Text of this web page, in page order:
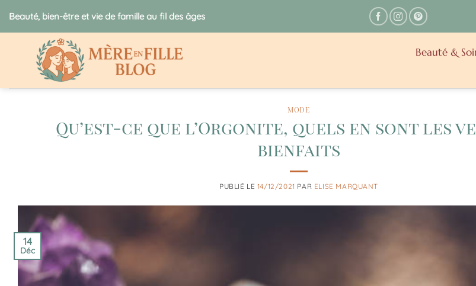
au
Beauté, bien-être et vie de famille au fil des âges
Beauté &
MODE
Qu’est-ce que l’Orgonite, quels en sont les
bienfaits
PUBLIÉ LE 14/12/2021 PAR ELISE MARQUANT
14
Déc